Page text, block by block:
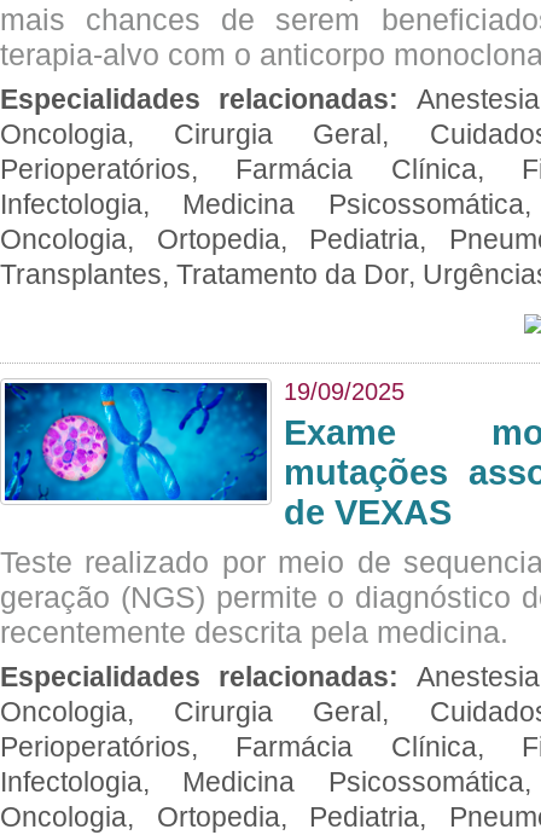
mais chances de serem
terapia-alvo com o anticorpo
Especialidades relacionadas:
Oncologia, Cirurgia Geral,
Perioperatórios, Farmácia Clínica,
Infectologia, Medicina
Oncologia, Ortopedia, Pediatria,
Transplantes, Tratamento da Dor,
19/09/2025
Exame
mutações
de VEXAS
Teste realizado por meio de
geração (NGS) permite o diagnóstico
recentemente descrita pela medicina.
Especialidades relacionadas:
Oncologia, Cirurgia Geral,
Perioperatórios, Farmácia Clínica,
Infectologia, Medicina
Oncologia, Ortopedia, Pediatria,